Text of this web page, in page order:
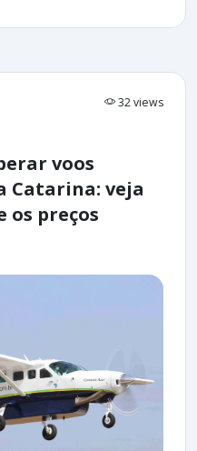
32 views
voos
Catarina: veja
os preços